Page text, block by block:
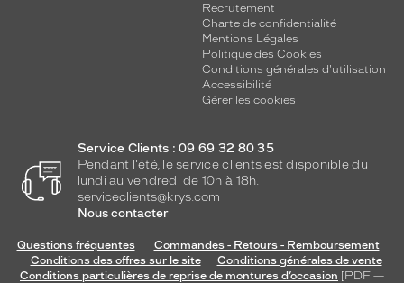
Recrutement
Charte de confidentialité
Mentions Légales
Politique des Cookies
Conditions générales d'utilisation
Accessibilité
Gérer les cookies
Service Clients : 09 69 32 80 35
Pendant l'été, le service clients est disponible du
lundi au vendredi de 10h à 18h.
serviceclients@krys.com
Nous contacter
Questions fréquentes
Commandes - Retours - Remboursement
Conditions des offres sur le site
Conditions générales de vente
Conditions particulières de reprise de montures d’occasion [PDF —